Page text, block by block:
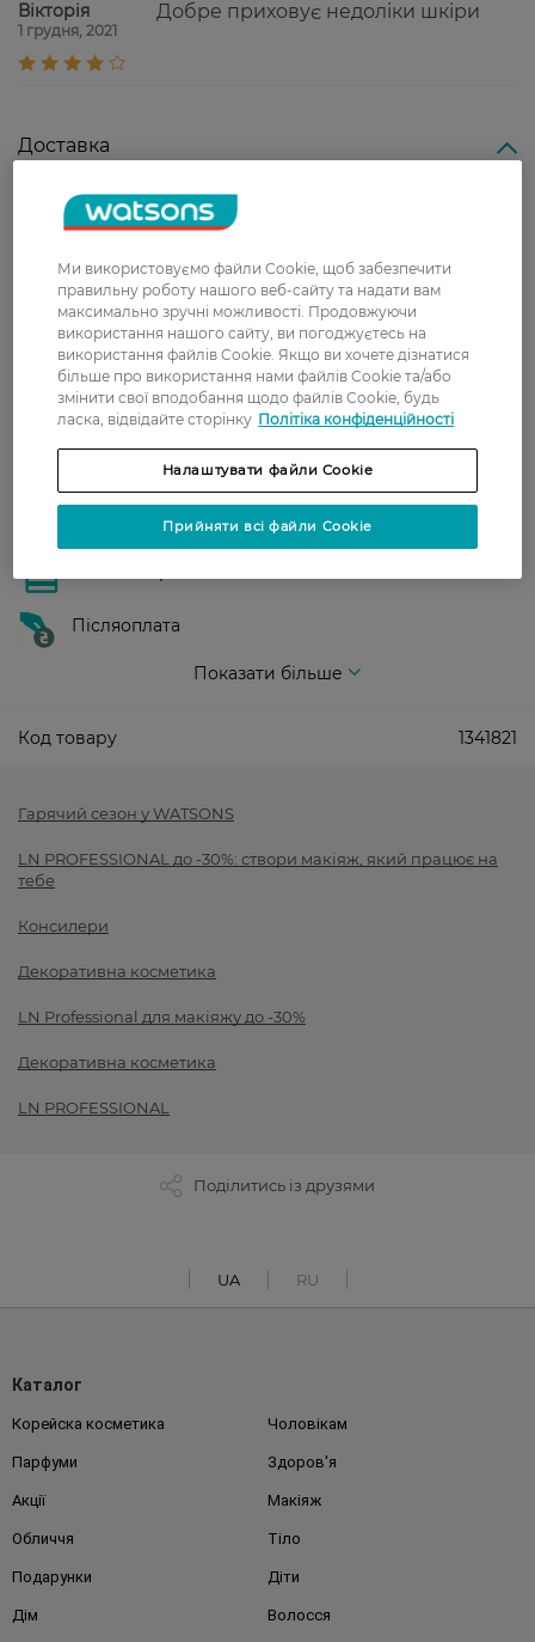
Вікторія
1 грудня, 2021
Добре приховує недоліки шкіри
Доставка
Нова пошта
У відділення Нової пошти - 99 грн,
безкоштовно від 699 грн
Укрпошта
Вартість доставки - 79 грн, безкоштовна
доставка від - 599 грн
Забрати сьогодні в магазині Watsons
Показати більше
Післяоплата
Показати більше
Код товару 1341821
Гарячий сезон у WATSONS
LN PROFESSIONAL до -30%: створи макіяж, який працює на
тебе
Консилери
Декоративна косметика
LN Professional для макіяжу до -30%
Декоративна косметика
LN PROFESSIONAL
Поділитись із друзями
UA RU
Каталог
Корейска косметика Чоловікам
Парфуми Здоров'я
Акції Макіяж
Обличчя Тіло
Подарунки Діти
Дім Волосся
Ми використовуємо файли Cookie, щоб забезпечити
правильну роботу нашого веб-сайту та надати вам
максимально зручні можливості. Продовжуючи
використання нашого сайту, ви погоджуєтесь на
використання файлів Cookie. Якщо ви хочете дізнатися
більше про використання нами файлів Cookie та/або
змінити свої вподобання щодо файлів Cookie, будь
ласка, відвідайте сторінку Політіка конфіденційності
Налаштувати файли Cookie
Прийняти всі файли Cookie